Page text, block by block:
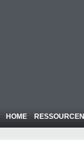
HOME RESSOURCEN